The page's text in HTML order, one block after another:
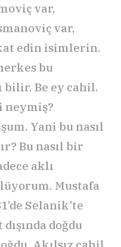
var,
var,
edin isimlerin.
bu
bilir. Be ey cahil.
neymiş?
Yani bu nasıl
Bu nasıl bir
aklı
Mustafa
Selanik’te
doğdu